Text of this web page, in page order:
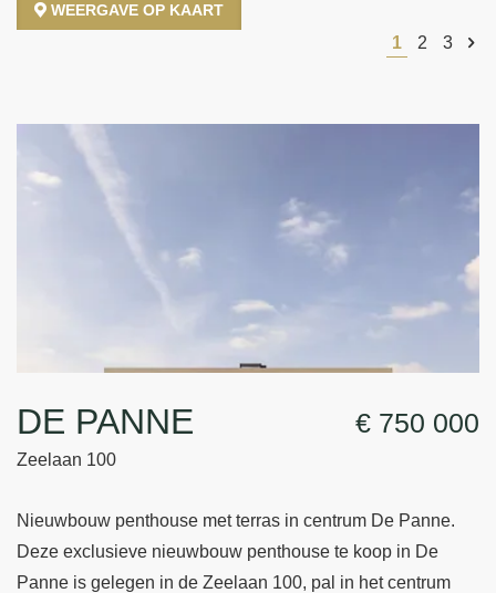
WEERGAVE OP KAART
1 2 3
DE PANNE
Zeelaan 100
€ 750 000
Nieuwbouw penthouse met terras in centrum De Panne.
Deze exclusieve nieuwbouw penthouse te koop in De
Panne is gelegen in de Zeelaan 100, pal in het centrum